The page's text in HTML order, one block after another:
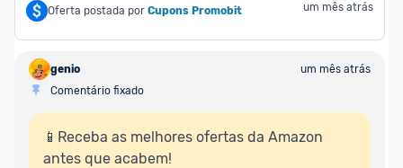
Oferta postada por Cupons Promobit um mês atrás
genio
um mês atrás
Comentário fixado
📱Receba as melhores ofertas da Amazon
antes que acabem!